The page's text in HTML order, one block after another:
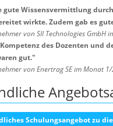
gute Wissensvermittlung
wirkte. Zudem gab es
von SII Technologies GmbH
des Dozenten und
gut."
von Enertrag SE im Monat
Schulungsangebot zu